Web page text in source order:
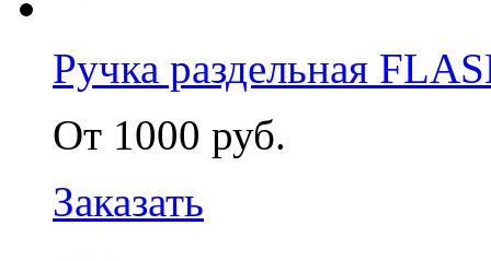
Ручка раздельная
От 1000 руб.
Заказать